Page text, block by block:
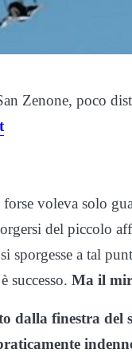
Zenone, poco
voleva solo
del piccolo
sporgesse a tal
successo. Ma il
dalla finestra del